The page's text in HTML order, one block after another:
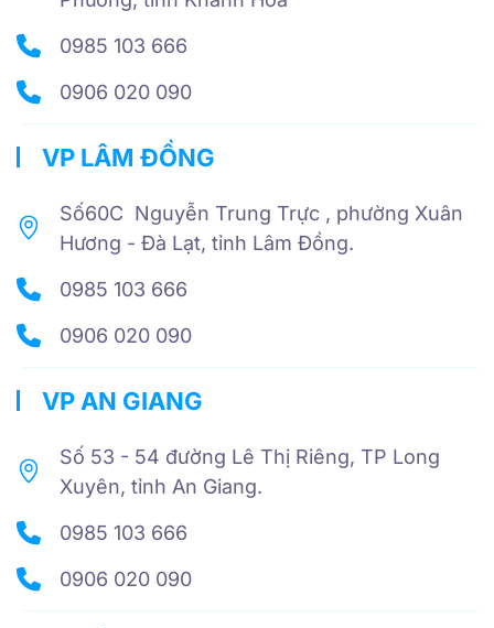
0985 103 666
0906 020 090
VP LÂM ĐỒNG
Số60C Nguyễn Trung Trực , phường Xuân
Hương - Đà Lạt, tỉnh Lâm Đồng.
0985 103 666
0906 020 090
VP AN GIANG
Số 53 - 54 đường Lê Thị Riêng, TP Long
Xuyên, tỉnh An Giang.
0985 103 666
0906 020 090